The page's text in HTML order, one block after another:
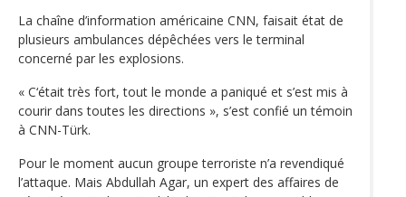
La chaîne d’information américaine CNN, faisait état de
plusieurs ambulances dépêchées vers le terminal
concerné par les explosions.
« C‘était très fort, tout le monde a paniqué et s’est mis à
courir dans toutes les directions », s’est confié un témoin
à CNN-Türk.
Pour le moment aucun groupe terroriste n’a revendiqué
l’attaque. Mais Abdullah Agar, un expert des affaires de